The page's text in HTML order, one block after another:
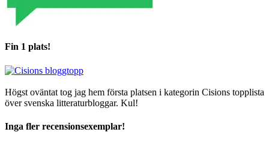
Fin 1 plats!
Högst oväntat tog jag hem första platsen i kategorin Cisions topplista
över svenska litteraturbloggar. Kul!
Inga fler recensionsexemplar!